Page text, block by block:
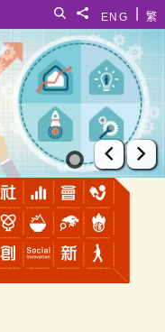
繁
ENG
分享給
搜寻
上一张
下